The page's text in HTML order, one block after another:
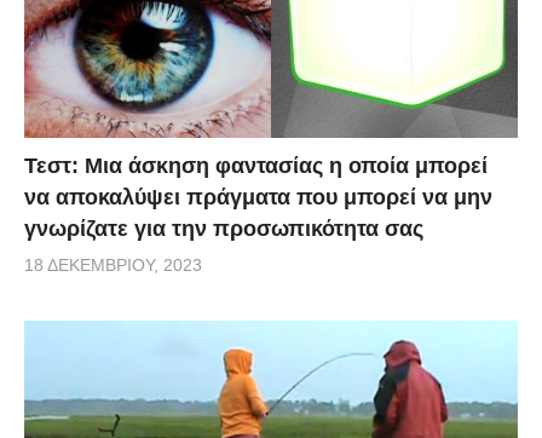
Τεστ: Μια άσκηση φαντασίας η οποία μπορεί
να αποκαλύψει πράγματα που μπορεί να μην
γνωρίζατε για την προσωπικότητα σας
18 ΔΕΚΕΜΒΡΊΟΥ, 2023